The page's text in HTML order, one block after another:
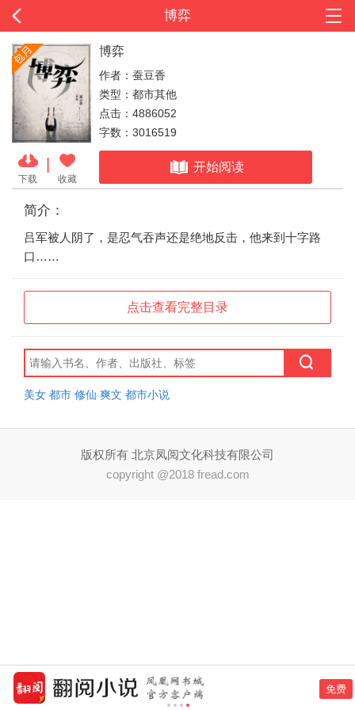
免费
博弈
下载 收藏
博弈
作者：蚕豆香
类型：都市其他
点击：4886052
字数：3016519
开始阅读
简介：
吕军被人阴了，是忍气吞声还是绝地反击，他来到十字路
口……
点击查看完整目录
美女 都市 修仙 爽文 都市小说
版权所有 北京凤阅文化科技有限公司
copyright @2018 fread.com